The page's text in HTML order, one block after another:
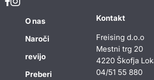
O nas
Naroči
revijo
Preberi
Kontakt
Freising d.o.o
Mestni trg 20
4220 Škofja
04/51 55 880